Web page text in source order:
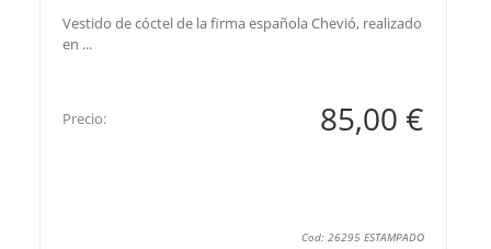
Vestido de cóctel de la firma española Chevió, realizado
en ...
Precio: 85,00 €
Cod: 26295 ESTAMPADO